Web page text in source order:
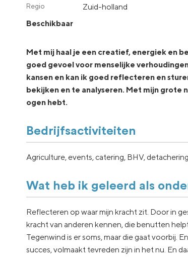
zuid-holland
Beschikbaar
Met mij haal je een creatief, energiek en
goed gevoel voor menselijke
kansen en kan ik goed reflecteren en
bekijken en te analyseren. Met mijn grote
ogen hebt.
Bedrijfsactiviteiten
Agriculture, events, catering, BHV,
Wat heb ik geleerd als
Reflecteren op waar mijn kracht zit. Door in
kracht van anderen kennen, die benutten
Tegenwind is er soms, maar die gaat voorbij.
succes, volmaakt tevreden zijn in het nu. En